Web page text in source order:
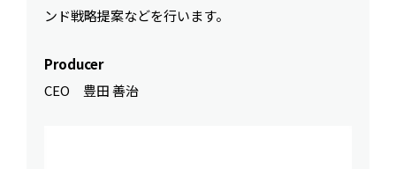
ンド戦略提案などを行います。
Producer
CEO 豊田 善治